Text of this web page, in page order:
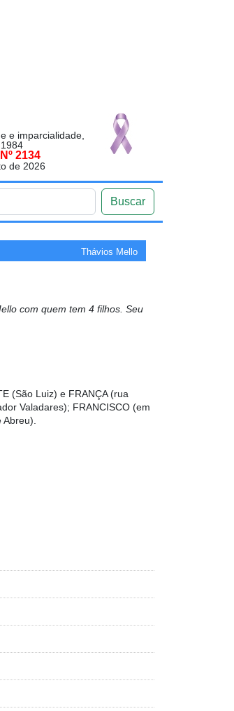
e imparcialidade,
2134
de 2026
Buscar
Thávios Mello
com quem tem 4 filhos. Seu
(São Luiz) e FRANÇA (rua
Valadares); FRANCISCO (em